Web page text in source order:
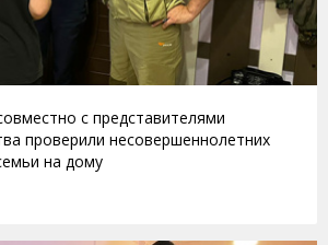
с представителями
проверили несовершеннолетних
на дому